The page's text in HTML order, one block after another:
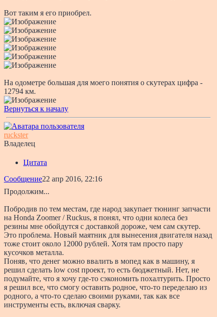
Вот таким я его приобрел.
На одометре большая для моего понятия о скутерах цифра -
12794 км.
Вернуться к началу
ruckster
Владелец
Цитата
Сообщение22 апр 2016, 22:16
Продолжим...
Побродив по тем местам, где народ закупает тюнинг запчасти
на Honda Zoomer / Ruckus, я понял, что одни колеса без
резины мне обойдутся с доставкой дороже, чем сам скутер.
Это проблема. Новый маятник для вынесения двигателя назад
тоже стоит около 12000 рублей. Хотя там просто пару
кусочков металла.
Поняв, что денег можно ввалить в мопед как в машину, я
решил сделать low cost проект, то есть бюджетный. Нет, не
подумайте, что я хочу где-то сэкономить похалтурить. Просто
я решил все, что смогу оставить родное, что-то переделаю из
родного, а что-то сделаю своими руками, так как все
инструменты есть, включая сварку.